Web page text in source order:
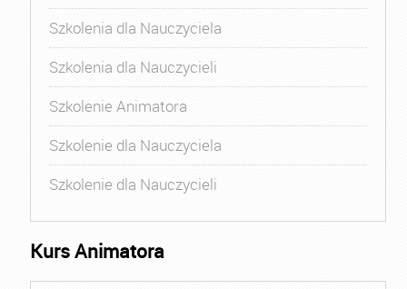
Szkolenia dla Nauczyciela
Szkolenia dla Nauczycieli
Szkolenie Animatora
Szkolenie dla Nauczyciela
Szkolenie dla Nauczycieli
Kurs Animatora